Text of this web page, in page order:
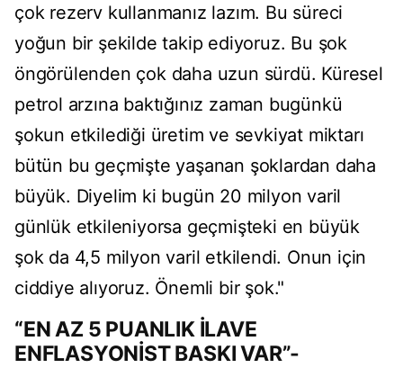
çok rezerv kullanmanız lazım. Bu süreci
yoğun bir şekilde takip ediyoruz. Bu şok
öngörülenden çok daha uzun sürdü. Küresel
petrol arzına baktığınız zaman bugünkü
şokun etkilediği üretim ve sevkiyat miktarı
bütün bu geçmişte yaşanan şoklardan daha
büyük. Diyelim ki bugün 20 milyon varil
günlük etkileniyorsa geçmişteki en büyük
şok da 4,5 milyon varil etkilendi. Onun için
ciddiye alıyoruz. Önemli bir şok."
“EN AZ 5 PUANLIK İLAVE
ENFLASYONİST BASKI VAR”-